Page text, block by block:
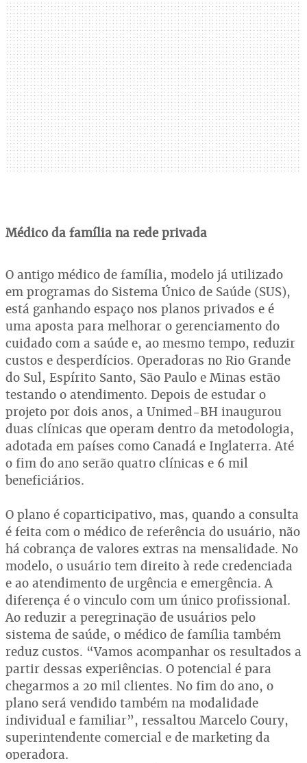
Médico da família na rede privada
O antigo médico de família, modelo já utilizado
em programas do Sistema Único de Saúde (SUS),
está ganhando espaço nos planos privados e é
uma aposta para melhorar o gerenciamento do
cuidado com a saúde e, ao mesmo tempo, reduzir
custos e desperdícios. Operadoras no Rio Grande
do Sul, Espírito Santo, São Paulo e Minas estão
testando o atendimento. Depois de estudar o
projeto por dois anos, a Unimed-BH inaugurou
duas clínicas que operam dentro da metodologia,
adotada em países como Canadá e Inglaterra. Até
o fim do ano serão quatro clínicas e 6 mil
beneficiários.
O plano é coparticipativo, mas, quando a consulta
é feita com o médico de referência do usuário, não
há cobrança de valores extras na mensalidade. No
modelo, o usuário tem direito à rede credenciada
e ao atendimento de urgência e emergência. A
diferença é o vinculo com um único profissional.
Ao reduzir a peregrinação de usuários pelo
sistema de saúde, o médico de família também
reduz custos. “Vamos acompanhar os resultados a
partir dessas experiências. O potencial é para
chegarmos a 20 mil clientes. No fim do ano, o
plano será vendido também na modalidade
individual e familiar”, ressaltou Marcelo Coury,
superintendente comercial e de marketing da
operadora.